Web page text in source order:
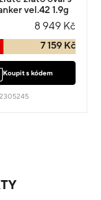
vel.42 1.9g
8 949 Kč
7 159 Kč
Koupit s kódem